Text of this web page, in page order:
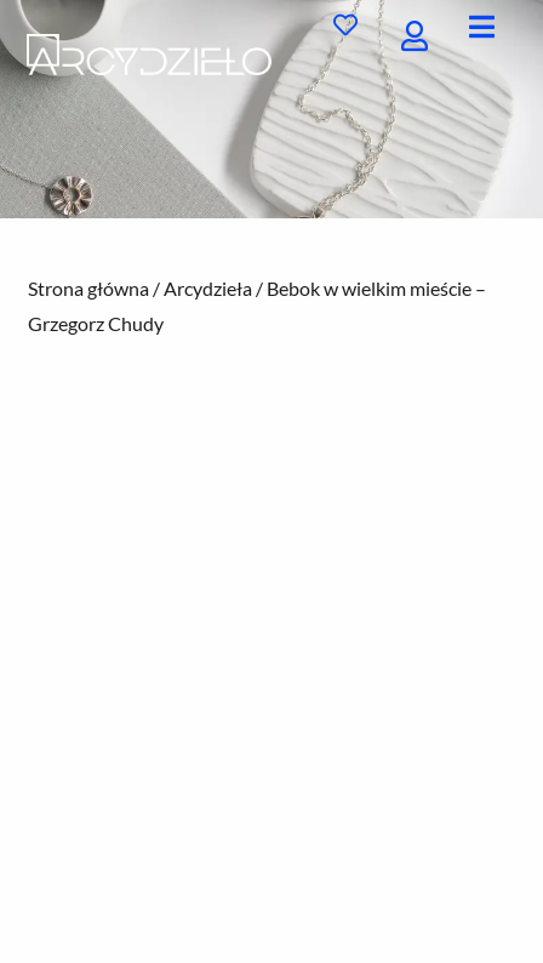
Przejdź
do
treści
Strona główna /Arcydzieła / Bebok w wielkim mieście –
Grzegorz Chudy